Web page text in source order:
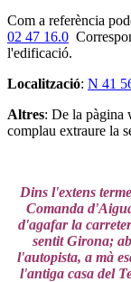
Com a referència
02 47 16.0
l'edificació.
Localització: N 41
Altres: De la pàgina
complau extraure la
Dins l'extens
Comanda
d'agafar la
sentit Girona;
l'autopista, a mà
l'antiga casa del